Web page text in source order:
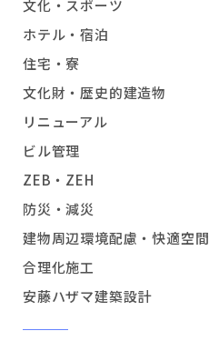
文化・スポーツ
ホテル・宿泊
住宅・寮
文化財・歴史的建造物
リニューアル
ビル管理
ZEB・ZEH
防災・減災
建物周辺環境配慮・快適空間
合理化施工
安藤ハザマ建築設計